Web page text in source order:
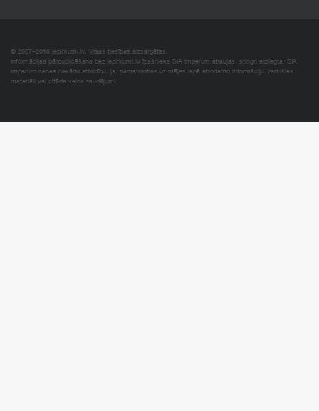
© 2007–2018 Iepirkumi.lv. Visas tiesības aizsargātas.
Informācijas pārpublicēšana bez iepirkumi.lv īpašnieka SIA Imperum atļaujas, stingri aizliegta. SIA
Imperum nenes nekādu atbildību, ja, pamatojoties uz mājas lapā atrodamo informāciju, radušies
materiāli vai citāda veida zaudējumi.